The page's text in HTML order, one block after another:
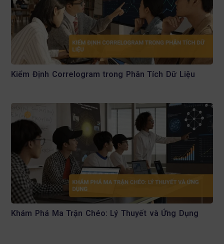
Kiểm Định Correlogram trong Phân Tích Dữ Liệu
Khám Phá Ma Trận Chéo: Lý Thuyết và Ứng Dụng